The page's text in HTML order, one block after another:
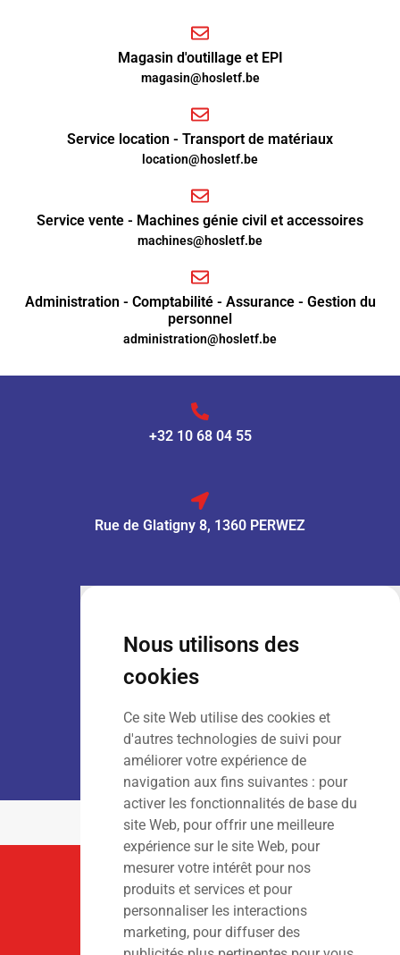
Nous utilisons des
cookies
Ce site Web utilise des cookies et
d'autres technologies de suivi pour
améliorer votre expérience de
navigation aux fins suivantes : pour
activer les fonctionnalités de base du
site Web, pour offrir une meilleure
expérience sur le site Web, pour
mesurer votre intérêt pour nos
produits et services et pour
personnaliser les interactions
marketing, pour diffuser des
Magasin d'outillage et EPI
magasin@hosletf.be
Service location - Transport de matériaux
location@hosletf.be
Service vente - Machines génie civil et accessoires
machines@hosletf.be
Administration - Comptabilité - Assurance - Gestion du
personnel
administration@hosletf.be
+32 10 68 04 55
Rue de Glatigny 8, 1360 PERWEZ
: 9h00 – 13h00
Dim: Fermé
LOCATION :
Lun – Ven: 7h00 – 18h00
Sam – Dim
: Fermé
Suivez-Nous